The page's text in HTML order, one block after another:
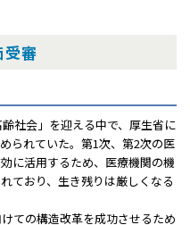
審
社会」を迎える中で、厚生省に
られていた。第1次、第2次の医
に活用するため、医療機関の機
ており、生き残りは厳しくなる
ての構造改革を成功させるため